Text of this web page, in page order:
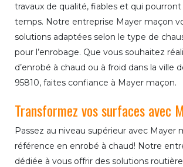
travaux de qualité, fiables et qui pourront
temps. Notre entreprise Mayer maçon
solutions adaptées selon le type de
pour l’enrobage. Que vous souhaitez
d’enrobé à chaud ou à froid dans la ville
95810, faites confiance à Mayer maçon.
Transformez vos surfaces avec
Passez au niveau supérieur avec Mayer
référence en enrobé à chaud! Notre
dédiée à vous offrir des solutions